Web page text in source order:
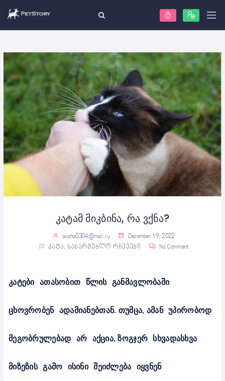
კატამ მიკბინა, რა ვქნა?
pusho0304@mail.ru
December 19, 2022
კატა, სასარგებლო რჩევები No Comment
კატები ათასობით წლის განმავლობაში
ცხოვრობენ ადამიანებთან. თუმცა, ამან უპირობოდ
მეგობრულებად არ აქცია,ზოგჯერ სხვადასხვა
მიზეზის გამო ისინი შეიძლება იყვნენ